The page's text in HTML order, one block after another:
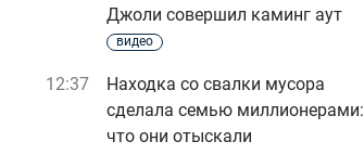
Джоли совершил каминг аут
видео
12:37
Находка со свалки мусора
сделала семью миллионерами:
что они отыскали